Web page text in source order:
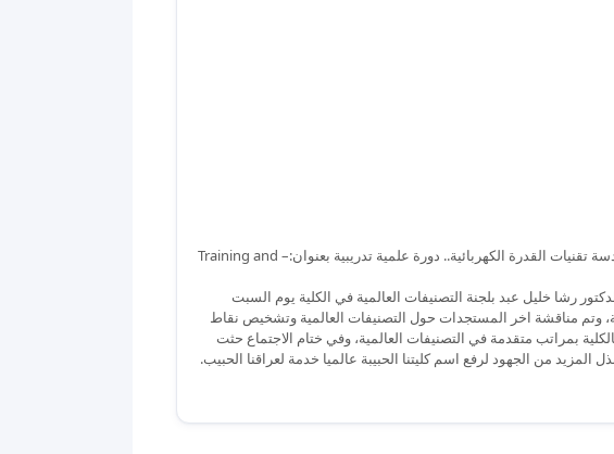
أقــيـمت في كلية بـــلاد الرافدين الجــامعــة / قســـم هندسة تقنيات القدرة الكهربائية.. دورة علمية تدريبية بعنوان:– Training and
رشا خليل عبد بلجنة التصنيفات العالمية في الكلية يوم السبت
متقدمة، وتم مناقشة اخر المستجدات حول التصنيفات العالمية وتشخيص نقاط
بمراتب متقدمة في التصنيفات العالمية، وفي ختام الاجتماع حثت
من الجهود لرفع اسم كليتنا الحبيبة عالميا خدمة لعراقنا الحبيب.